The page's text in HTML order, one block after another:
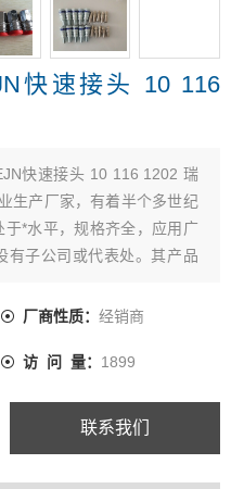
快速接头 10 116
快速接头 10 116 1202 瑞
生产厂家，有着半个多世纪
*水平，规格齐全，应用广
有子公司或代表处。其产品
能，品质始终如一。
厂商性质： 经销商
访 问 量： 1899
联系我们